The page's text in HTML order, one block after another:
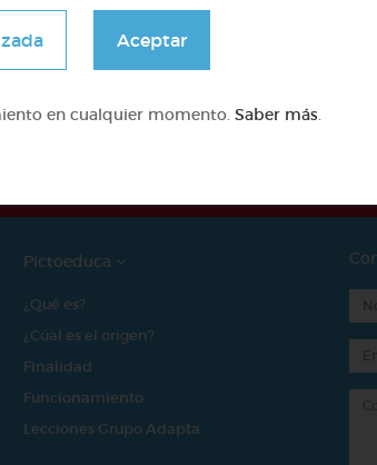
al mecenazgo de la
Pictoeduca
¿Qué es?
¿Cúal es el origen?
Finalidad
Funcionamiento
Lecciones Grupo Adapta
Aceptar
en cualquier momento. Saber más.